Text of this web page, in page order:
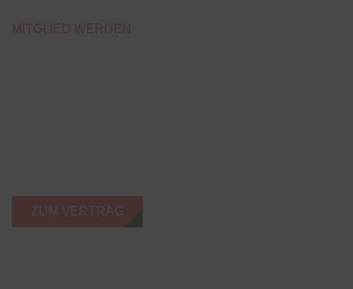
MITGLIED WERDEN
ZUM VERTRAG